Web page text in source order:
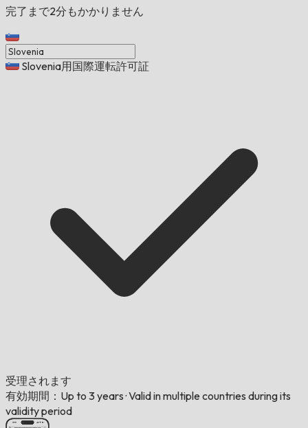
完了まで2分もかかりません
Slovenia用国際運転許可証
受理されます
有効期間：Up to 3 years ·Valid in multiple countries during its
validity period